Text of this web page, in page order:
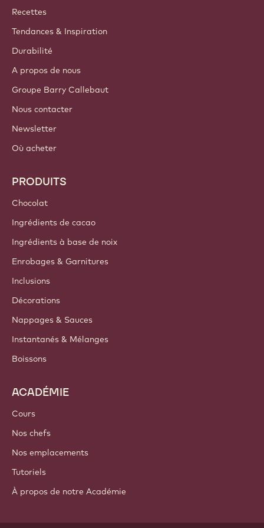
Callebaut
Recettes
Tendances & Inspiration
Durabilité
A propos de nous
Groupe Barry Callebaut
Nous contacter
Newsletter
Où acheter
PRODUITS
Chocolat
Ingrédients de cacao
Ingrédients à base de noix
Enrobages & Garnitures
Inclusions
Décorations
Nappages & Sauces
Instantanés & Mélanges
Boissons
ACADÉMIE
Cours
Nos chefs
Nos emplacements
Tutoriels
À propos de notre Académie